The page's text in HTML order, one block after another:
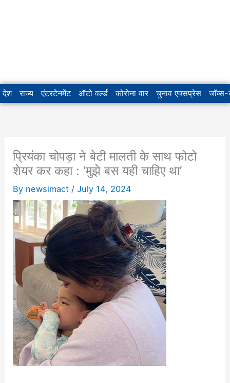
देश राज्य एंटरटेनमेंट ऑटो वर्ल्ड कोरोना वार चुनाव एक्सप्रेस जॉब्स-
प्रियंका चोपड़ा ने बेटी मालती के साथ फोटो
शेयर कर कहा : ‘मुझे बस यही चाहिए था’
By newsimact /July 14, 2024